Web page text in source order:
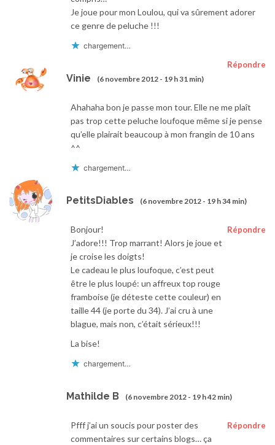
Je joue pour mon Loulou, qui va sûrement adorer
ce genre de peluche !!!
chargement…
Vinie (6 novembre 2012 - 19 h 31 min)
Répondre
Ahahaha bon je passe mon tour. Elle ne me plaît
pas trop cette peluche loufoque même si je pense
qu’elle plairait beaucoup à mon frangin de 10 ans
^^
chargement…
PetitsDiables (6 novembre 2012 - 19 h 34 min)
Répondre
Bonjour!
J’adore!!! Trop marrant! Alors je joue et
je croise les doigts!
Le cadeau le plus loufoque, c’est peut
être le plus loupé: un affreux top rouge
framboise (je déteste cette couleur) en
taille 44 (je porte du 34). J’ai cru à une
blague, mais non, c’était sérieux!!!
La bise!
chargement…
Mathilde B (6 novembre 2012 - 19 h 42 min)
Répondre
Pfff j’ai un soucis pour poster des
commentaires sur certains blogs… ça